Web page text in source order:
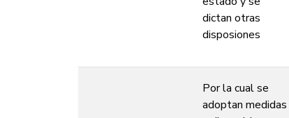
dictan otras
disposiones
Por la cual se
adoptan medidas